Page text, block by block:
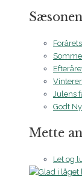
Julens
Godt
Mette
Let og